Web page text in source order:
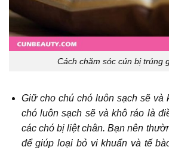
Cách chăm sóc cún bị trúng
Giữ cho chú chó luôn sạch sẽ và
chó luôn sạch sẽ và khô ráo là
các chó bị liệt chân. Bạn nên
để giúp loại bỏ vi khuẩn và tế